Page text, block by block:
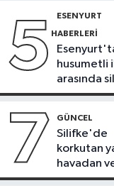
5 ESENYURT
HABERLERI
husumetli
arasında
kavga
7 GÜNCEL
Silifke'de
korkutan
havadan
karadan